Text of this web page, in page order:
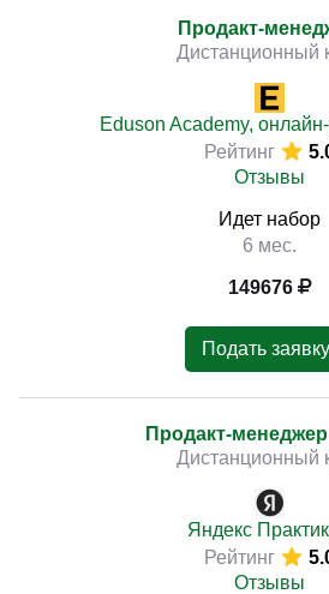
Продакт-
Дистанционный
Eduson Academy,
Рейтинг
Отзывы
Идет набор
6 мес.
149676
Подать заявку
Продакт-
Дистанционный
Яндекс
Рейтинг
Отзывы